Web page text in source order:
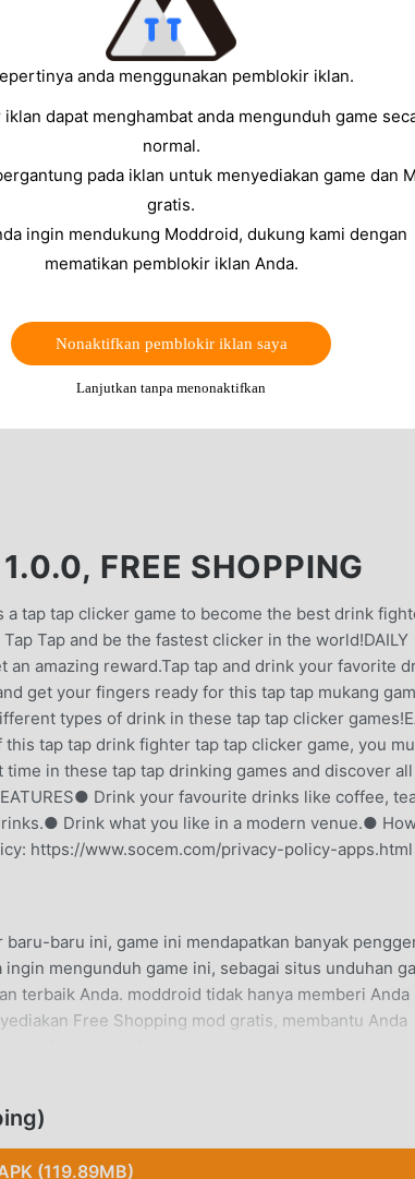
FREE SHOPPING
a tap tap clicker game to become the best drink
Tap and be the fastest clicker in the world!DAILY
amazing reward.Tap tap and drink your favorite
get your fingers ready for this tap tap mukang
types of drink in these tap tap clicker
tap tap drink fighter tap tap clicker game, you
in these tap tap drinking games and discover
Drink your favourite drinks like coffee,
Drink what you like in a modern venue.●
https://www.socem.com/privacy-policy-apps.html
baru ini, game ini mendapatkan banyak
mengunduh game ini, sebagai situs unduhan
terbaik Anda. moddroid tidak hanya memberi Anda
Free Shopping mod gratis, membantu Anda
apapunDrink Clickermod tidak akan membebankan
satu klik. Tunggu apa lagi, unduh moddroid
(119.89MB)
anda menggunakan pemblokir iklan.
dapat menghambat anda mengunduh game
normal.
pada iklan untuk menyediakan game dan
gratis.
ingin mendukung Moddroid, dukung kami dengan
mematikan pemblokir iklan Anda.
Nonaktifkan pemblokir iklan saya
Lanjutkan tanpa menonaktifkan